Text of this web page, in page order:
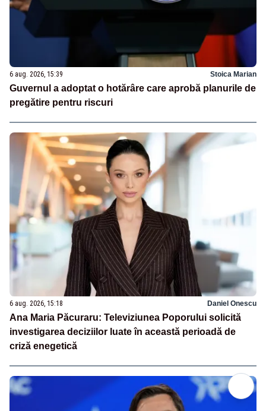
6 aug. 2026, 15:39 Stoica Marian
Guvernul a adoptat o hotărâre care aprobă planurile de
pregătire pentru riscuri
6 aug. 2026, 15:18 Daniel Onescu
Ana Maria Păcuraru: Televiziunea Poporului solicită
investigarea deciziilor luate în această perioadă de
criză enegetică